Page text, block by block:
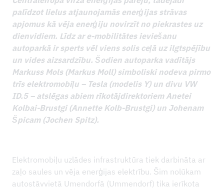
palīdzot lielus atjaunojamās enerģijas strāvas
apjomus kā vēja enerģiju novirzīt no piekrastes uz
dienvidiem. Līdz ar e-mobilitātes ieviešanu
autoparkā ir sperts vēl viens solis ceļā uz ilgtspējību
un vides aizsardzību. Šodien autoparka vadītājs
Markuss Mols (Markus Moll) simboliski nodeva pirmo
trīs elektromobiļu – Tesla (modelis Y) un divu VW
ID.5 – atslēgas abiem rīkotājdirektoriem Anetei
Kolbai-Brustgi (Annette Kolb-Brustgi) un Johenam
Špicam (Jochen Spitz).
Elektromobiļu uzlādes infrastruktūra tiek darbināta ar
zaļo saules un vēja enerģijas elektrību. Šim nolūkam
autostāvvietā Umendorfā (Ummendorf) tika ierīkota